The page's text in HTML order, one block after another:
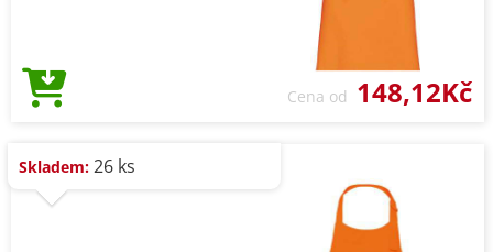
Cena od 148,12Kč
Skladem: 26 ks